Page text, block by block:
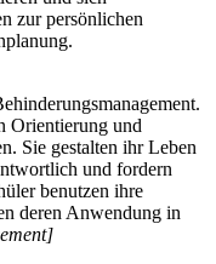
zur persönlichen
Orientierung und
Sie gestalten ihr Leben
und fordern
benutzen ihre
deren Anwendung in